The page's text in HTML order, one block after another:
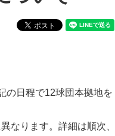
日程で12球団本拠地を
なります。詳細は順次、